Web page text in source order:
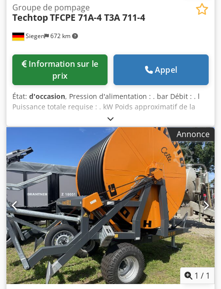
Siegen 672 km
Groupe de pompage
TechtopTFCPE 71A-4 T3A 711-4
prix
Appel
État: d'occasion, Pression d'alimentation : . bar Débit : . l
Puissance totale requise : . kW Poids approximatif de la
machine : . t Encombrement env.: . m Unité de pompe /
pompe à engrenages Les données techniques sont des
informations fournies par le fabricant ou l'exploitant et ne
nous engagent pas. Toute vente préalable reste réservée ;
seules nos conditions générales de vente s'appliquent. À
propos de nous Crsdpfeyqtlgsx Am Uef Plus de 400
machines en stock Plus de 15 000 m² de surface de
stockage, capacité de levage 70 t Plus de 10 000 articles
d'accessoires pour votre atelier Vous souhaitez vendre des
machines, des lignes de production ou votre entreprise ?
Contactez-nous. Vous trouverez d'autres offres sur notre
site internet. Visites possibles sur rendez-vous. Nous nous
réjouissons de votre visite. Votre équipe Markus Hirsch
Annonce
1 / 1